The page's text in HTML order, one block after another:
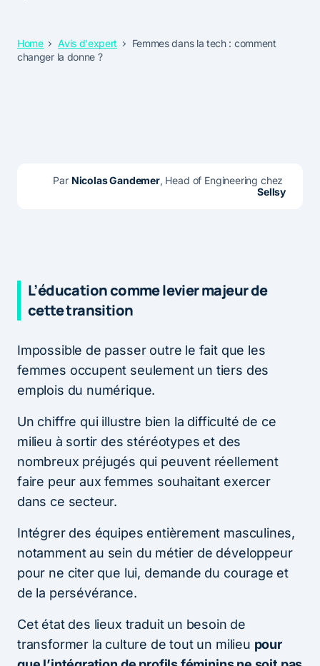
Home Avis d'expert
Femmes dans la tech : comment
changer la donne ?
Par Nicolas Gandemer
Sellsy
L’éducation comme levier majeur de
cette transition
Impossible de passer outre le fait que les
femmes occupent seulement un tiers des
emplois du numérique.
Un chiffre qui illustre bien la difficulté de ce
milieu à sortir des stéréotypes et des
nombreux préjugés qui peuvent réellement
faire peur aux femmes souhaitant exercer
dans ce secteur.
Intégrer des équipes entièrement masculines,
notamment au sein du métier de développeur
pour ne citer que lui, demande du courage et
de la persévérance.
Cet état des lieux traduit un besoin de
transformer la culture de tout un milieu pour